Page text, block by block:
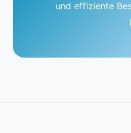
und effiziente